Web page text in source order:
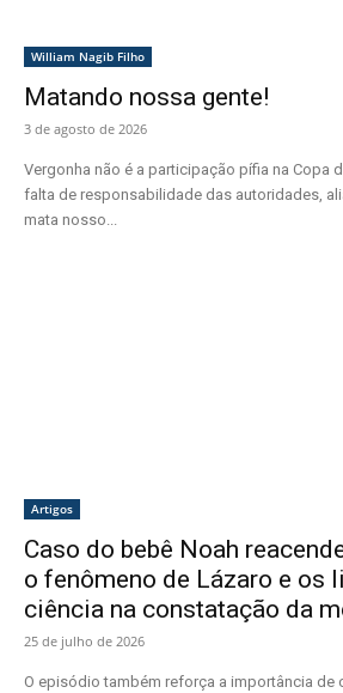
William Nagib Filho
Matando nossa gente!
3 de agosto de 2026
Vergonha não é a participação pífia na Copa
falta de responsabilidade das autoridades,
mata nosso...
Artigos
Caso do bebê Noah
o fenômeno de Lázaro e os
ciência na constatação da
25 de julho de 2026
O episódio também reforça a importância de